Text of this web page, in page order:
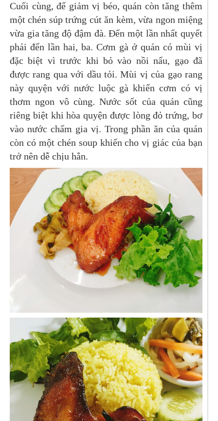
Cuối cùng, để giảm vị béo, quán còn tăng thêm
một chén súp trứng cút ăn kèm, vừa ngon miệng
vừa gia tăng độ đậm đà. Đến một lần nhất quyết
phải đến lần hai, ba. Cơm gà ở quán có mùi vị
đặc biệt vì trước khi bỏ vào nồi nấu, gạo đã
được rang qua với dầu tỏi. Mùi vị của gạo rang
này quyện với nước luộc gà khiến cơm có vị
thơm ngon vô cùng. Nước sốt của quán cũng
riêng biệt khi hòa quyện được lòng đỏ trứng, bơ
vào nước chấm gia vị. Trong phần ăn của quán
còn có một chén soup khiến cho vị giác của bạn
trở nên dễ chịu hẳn.